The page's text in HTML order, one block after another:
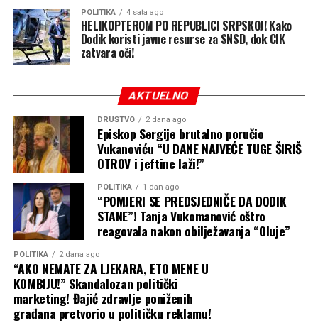
Pored toga što smanjuje prihode Kijeva i njegovu
sposobnost da finansira rat, Moskva se nada da će
skokom cijena hrane na globalnom nivou oslabiti i
četvrtinu uvoza pšenice za Egipat i oko 18 procenata za
Indoneziju. Takođe je najveći dobavljač kukuruza za
Evropsku uniju, pokriva čak 92 odsto njenog uvoza
suncokretovog ulja i ostaje ključni izvor stočne hrane i
biljnih ulja.
Putin računa na to da će poskupljenje hrane – u
trenutku kada američki rat sa Iranom već podiže cijene
nafte i svega ostalog – primorati ukrajinske trgovinske
partnere, prije svega u Evropi, da pritisnu Kijev da
obustavi napade unutar Rusije. Međutim, malo je
vjerovatno da će ta strategija upaliti, navodi se u analizi
Tajma. Šta Ukrajina može da uradi
Podrška Evrope Ukrajini i dalje je čvrsta, a vlade koje trpe
POLITIKA 4 sata ago
HELIKOPTEROM PO REPUBLICI SRPSKOJ! Kako
Dodik koristi javne resurse za SNSD, dok CIK
zatvara oči!
AKTUELNO
DRUŠTVO 2 dana ago
Episkop Sergije brutalno poručio
Vukanoviću “U DANE NAJVEĆE TUGE ŠIRIŠ
OTROV i jeftine laži!”
POLITIKA 1 dan ago
“POMJERI SE PREDSJEDNIČE DA DODIK
STANE”! Tanja Vukomanović oštro
reagovala nakon obilježavanja “Oluje”
POLITIKA 2 dana ago
“AKO NEMATE ZA LJEKARA, ETO MENE U
KOMBIJU!” Skandalozan politički
marketing! Đajić zdravlje poniženih
građana pretvorio u političku reklamu!